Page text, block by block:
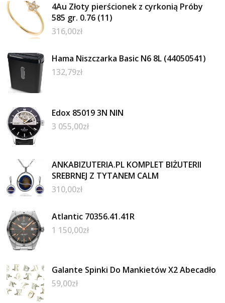
4Au Złoty pierścionek z cyrkonią Próby
585 gr. 0.76 (11)
316,00zł
Hama Niszczarka Basic N6 8L (44050541)
132,79zł
Edox 85019 3N NIN
3 055,00zł
ANKABIZUTERIA.PL KOMPLET BIŻUTERII
SREBRNEJ Z TYTANEM CALM
310,00zł
Atlantic 70356.41.41R
1 150,00zł
Galante Spinki Do Mankietów X2 Abecadło
59,00zł